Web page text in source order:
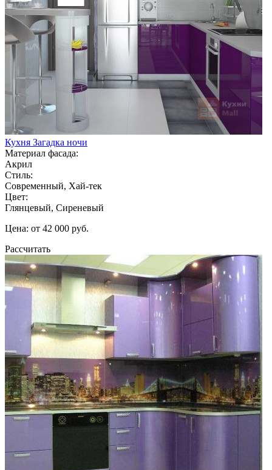
Кухня Загадка ночи
Материал фасада:
Акрил
Стиль:
Современный, Хай-тек
Цвет:
Глянцевый, Сиреневый
Цена: от 42 000 руб.
Рассчитать